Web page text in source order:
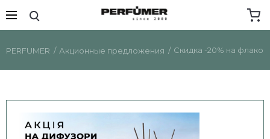
PERFUMER Акционные предложения Скидка -20% на